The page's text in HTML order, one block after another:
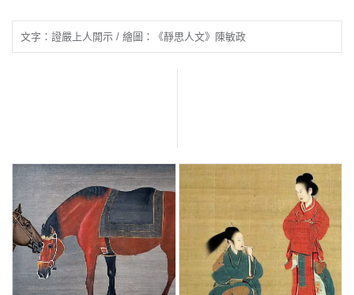
文字：證嚴上人開示 / 繪圖：《靜思人文》陳敏政